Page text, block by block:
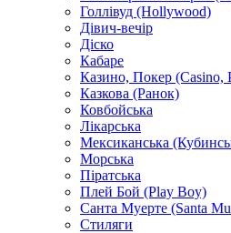
Голлівуд (Hollywood)
Дівич-вечір
Діско
Кабаре
Казино, Покер (Casino,
Казкова (Ранок)
Ковбойська
Лікарська
Мексиканська
Морська
Піратська
Плей Бой (Play Boy)
Санта Муерте (Santa
Стиляги